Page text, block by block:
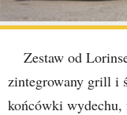
Zestaw od
zintegrowany grill i
końcówki